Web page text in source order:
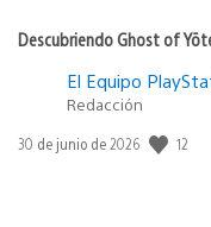
Descubriendo Ghost of
El Equipo
Redacción
Fecha
30 de junio de 2026 12